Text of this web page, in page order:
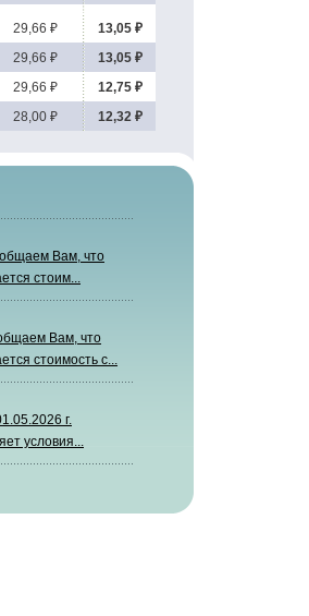
29,66 ₽
13,05 ₽
29,66 ₽
13,05 ₽
29,66 ₽
12,75 ₽
28,00 ₽ 12,32 ₽
Вам, что
стоим...
Вам, что
стоимость с...
г.
условия...